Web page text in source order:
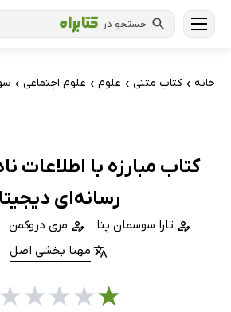
جستجو در
خانه › کتاب‌ متنی › علوم › علوم اجتماعی ›
کتاب مبارزه با اطلاعات
رسانه‌ای
تارا سوسمان پنا مری دروکمن
مهنا بخشی اصل
★
★
★
★
★